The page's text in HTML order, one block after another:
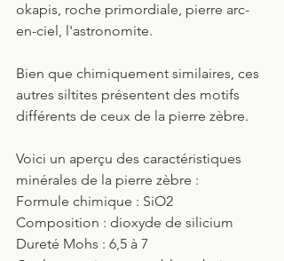
okapis, roche primordiale, pierre arc-
en-ciel, l'astronomite.
Bien que chimiquement similaires, ces
autres siltites présentent des motifs
différents de ceux de la pierre zèbre.
Voici un aperçu des caractéristiques
minérales de la pierre zèbre :
Formule chimique : SiO2
Composition : dioxyde de silicium
Dureté Mohs : 6,5 à 7